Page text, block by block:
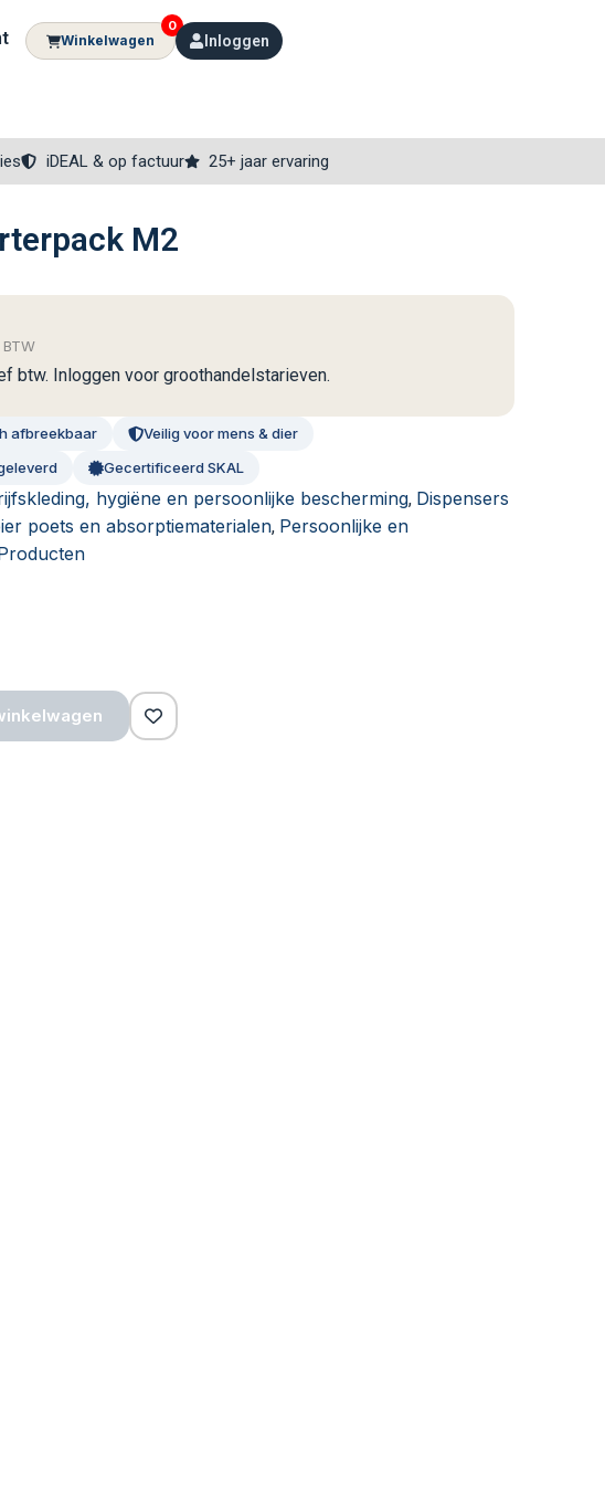
Winkelwagen
0
Inloggen
iDEAL & op factuur 25+ jaar ervaring
M2
btw. Inloggen voor groothandelstarieven.
afbreekbaar
Veilig voor mens & dier
Gecertificeerd SKAL
hygiëne en persoonlijke bescherming, Dispensers
poets en absorptiematerialen, Persoonlijke en